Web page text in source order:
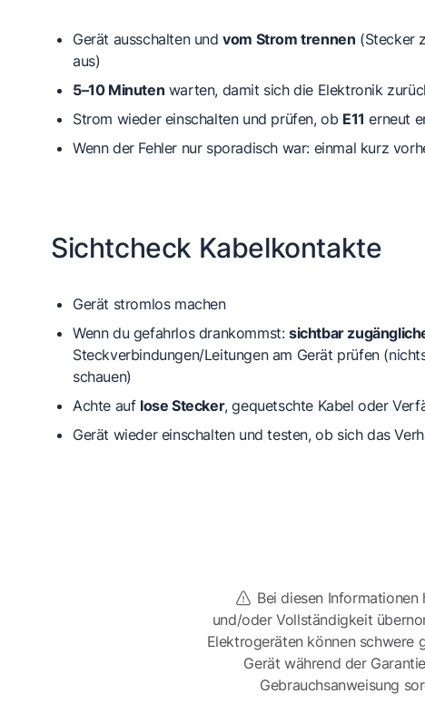
Gerät ausschalten undvom Strom trennen (Stecker
aus)
5–10 Minuten warten, damit sich die Elektronik
Strom wieder einschalten und prüfen, ob E11 erneut
Wenn der Fehler nur sporadisch war: einmal kurz
Sichtcheck Kabelkontakte
Gerät stromlos machen
Wenn du gefahrlos drankommst: sichtbar
Steckverbindungen/Leitungen am Gerät prüfen
schauen)
Achte auf lose Stecker, gequetschte Kabel oder
Gerät wieder einschalten und testen, ob sich das
Bei diesen
und/oder Vollständigkeit
Elektrogeräten können schwere
Gerät während der
Gebrauchsanweisung